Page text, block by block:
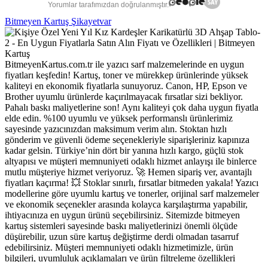
Yorumlar tarafımızdan doğrulanmıştır.
Bitmeyen Kartuş Şikayetvar
BitmeyenKartus.com.tr ile yazıcı sarf malzemelerinde en uygun
fiyatları keşfedin! Kartuş, toner ve mürekkep ürünlerinde yüksek
kaliteyi en ekonomik fiyatlarla sunuyoruz. Canon, HP, Epson ve
Brother uyumlu ürünlerde kaçırılmayacak fırsatlar sizi bekliyor.
Pahalı baskı maliyetlerine son! Aynı kaliteyi çok daha uygun fiyatla
elde edin. %100 uyumlu ve yüksek performanslı ürünlerimiz
sayesinde yazıcınızdan maksimum verim alın. Stoktan hızlı
gönderim ve güvenli ödeme seçenekleriyle siparişleriniz kapınıza
kadar gelsin. Türkiye’nin dört bir yanına hızlı kargo, güçlü stok
altyapısı ve müşteri memnuniyeti odaklı hizmet anlayışı ile binlerce
mutlu müşteriye hizmet veriyoruz. 🚀 Hemen sipariş ver, avantajlı
fiyatları kaçırma! 💥 Stoklar sınırlı, fırsatlar bitmeden yakala! Yazıcı
modellerine göre uyumlu kartuş ve tonerler, orijinal sarf malzemeler
ve ekonomik seçenekler arasında kolayca karşılaştırma yapabilir,
ihtiyacınıza en uygun ürünü seçebilirsiniz. Sitemizde bitmeyen
kartuş sistemleri sayesinde baskı maliyetlerinizi önemli ölçüde
düşürebilir, uzun süre kartuş değiştirme derdi olmadan tasarruf
edebilirsiniz. Müşteri memnuniyeti odaklı hizmetimizle, ürün
bilgileri, uyumluluk açıklamaları ve ürün filtreleme özellikleri